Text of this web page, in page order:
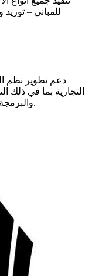
للمباني –
دعم تطوير نظم
التجارية بما في ذلك
والبرمجة وقواعد البيانات وشبكات التجارة الالكترونية.